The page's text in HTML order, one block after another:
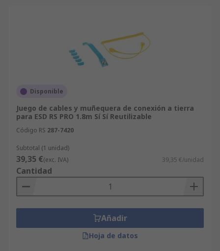
Disponible
Juego de cables y muñequera de conexión a tierra
para ESD RS PRO 1.8m Sí Sí Reutilizable
Código RS 287-7420
Subtotal (1 unidad)
39,35 €(exc. IVA) 39,35 €/unidad
Cantidad
Añadir
Hoja de datos